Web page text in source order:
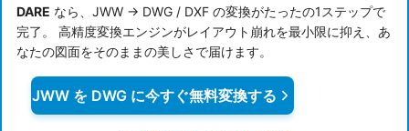
DARE なら、JWW → DWG / DXF の変換がたったの1ステップで
完了。 高精度変換エンジンがレイアウト崩れを最小限に抑え、あ
なたの図面をそのままの美しさで届けます。
JWW を DWG に今すぐ無料変換する